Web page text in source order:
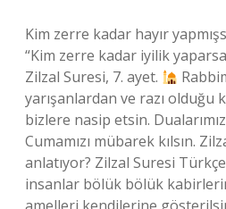
Kim zerre kadar hayır
“Kim zerre kadar iyilik
Zilzal Suresi, 7. ayet.
yarışanlardan ve razı olduğu
bizlere nasip etsin.
Cumamızı mübarek kılsın.
anlatıyor? Zilzal Suresi
insanlar bölük bölük